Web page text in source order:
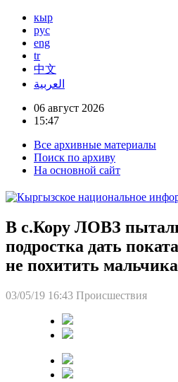
кыр
рус
eng
tr
中文
العربية
06 август 2026
15:47
Все архивные материалы
Поиск по архиву
На основной сайт
В с.Кору ЛОВЗ
подростка дать
не похитить
03/05/19 16:43 Происшествия